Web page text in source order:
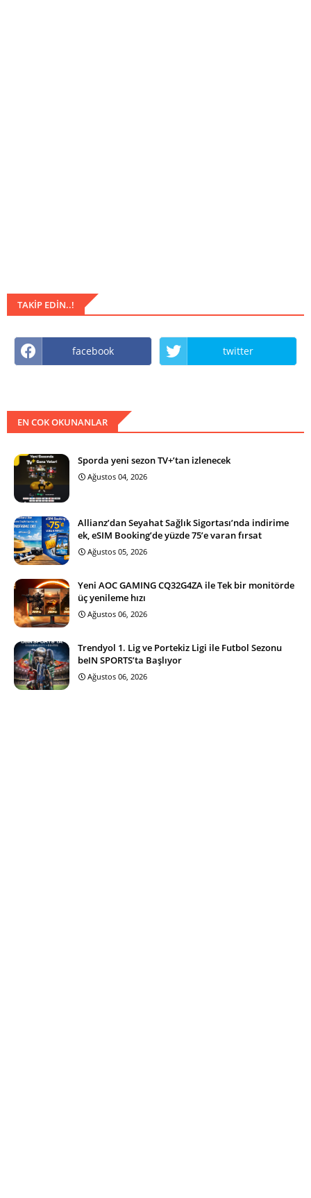
TAKIP EDIN..!
facebook twitter
EN COK OKUNANLAR
Sporda yeni sezon TV+’tan izlenecek
Ağustos 04, 2026
Allianz’dan Seyahat Sağlık Sigortası’nda indirime
ek, eSIM Booking’de yüzde 75’e varan fırsat
Ağustos 05, 2026
Yeni AOC GAMING CQ32G4ZA ile Tek bir monitörde
üç yenileme hızı
Ağustos 06, 2026
Trendyol 1. Lig ve Portekiz Ligi ile Futbol Sezonu
beIN SPORTS’ta Başlıyor
Ağustos 06, 2026